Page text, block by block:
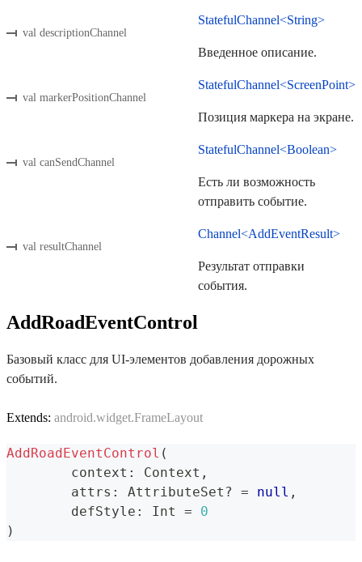
val descriptionChannel
StatefulChannel<String>
Введенное описание.
val markerPositionChannel
StatefulChannel<ScreenPoint>
Позиция маркера на экране.
val canSendChannel
StatefulChannel<Boolean>
Есть ли возможность
отправить событие.
val resultChannel
Channel<AddEventResult>
Результат отправки
события.
AddRoadEventControl
Базовый класс для UI-элементов добавления дорожных
событий.
Extends: android.widget.FrameLayout
AddRoadEventControl (
	context
: Context ,
	attrs
: AttributeSet ? = null ,
	defStyle
: Int =
0
)